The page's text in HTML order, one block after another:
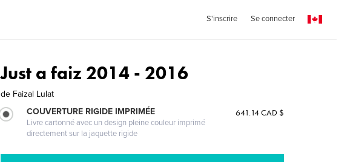
S'inscrire Se connecter
Just a faiz 2014 - 2016
de Faizal Lulat
COUVERTURE RIGIDE IMPRIMÉE
Livre cartonné avec un design pleine couleur imprimé
directement sur la jaquette rigide
641.14 CAD $